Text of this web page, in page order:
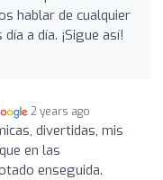
hablar de cualquier
a día. ¡Sigue así!
2 years ago
divertidas, mis
en las
enseguida.